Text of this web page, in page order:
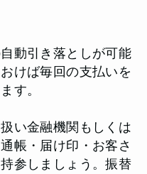
動引き落としが可能
けば毎回の支払いを
す。
い金融機関もしくは
帳・届け印・お客さ
参しましょう。振替